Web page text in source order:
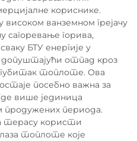
кориснике.
ванземном грејачу
горива,
БТУ енергије у
отпад кроз
топлоте. Ова
посебно важна за
више јединица
периода.
терасу користи
топлоте које